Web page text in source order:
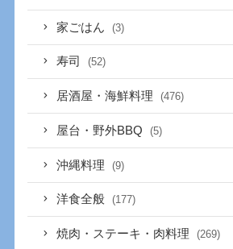
家ごはん (3)
寿司 (52)
居酒屋・海鮮料理 (476)
屋台・野外BBQ (5)
沖縄料理 (9)
洋食全般 (177)
焼肉・ステーキ・肉料理 (269)